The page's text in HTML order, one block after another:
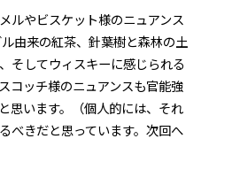
ルやビスケット様のニュアンス
由来の紅茶、針葉樹と森林の土
そしてウィスキーに感じられる
コッチ様のニュアンスも官能強
思います。（個人的には、それ
べきだと思っています。次回へ